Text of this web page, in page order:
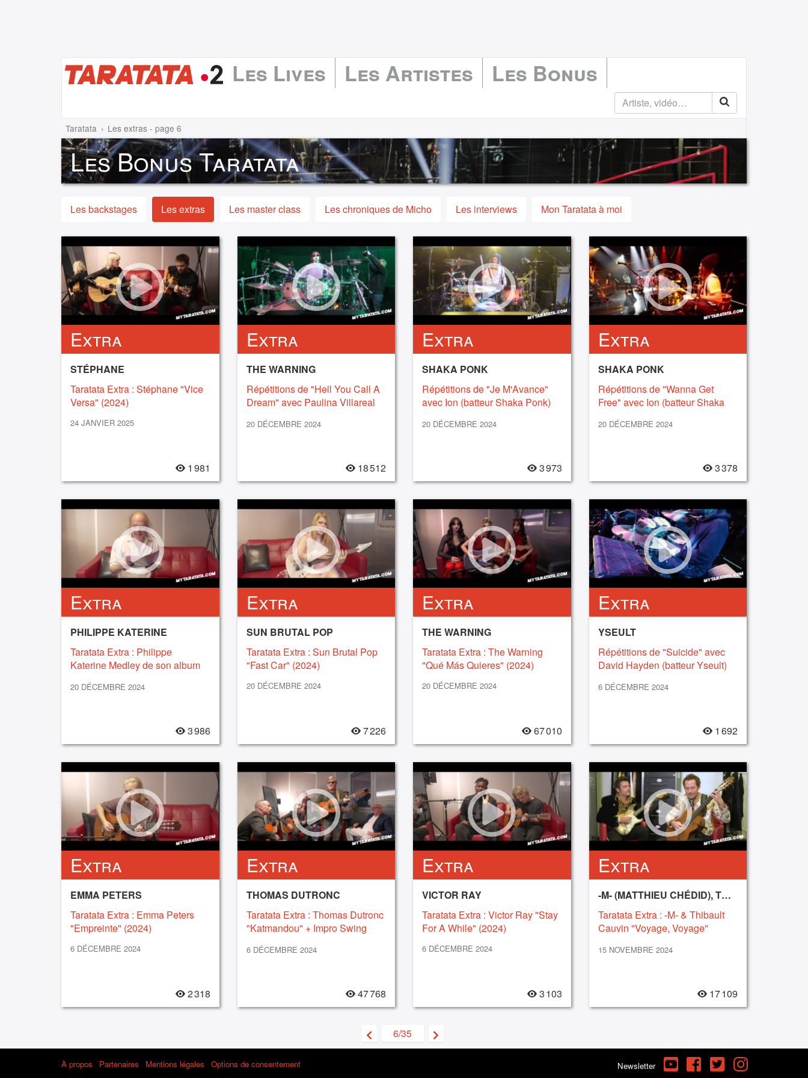
Les Lives Les Artistes Les Bonus
Taratata Les extras - page 6
Les Bonus Taratata
Les backstages Les extras Les master class Les chroniques de Micho Les interviews Mon Taratata à moi
Extra
STÉPHANE
Taratata Extra : Stéphane "Vice
Versa" (2024)
24 JANVIER 2025
1 981
Extra
THE WARNING
Répétitions de "Hell You Call A
Dream" avec Paulina Villareal
20 DÉCEMBRE 2024
18 512
Extra
SHAKA PONK
Répétitions de "Je M'Avance"
avec Ion (batteur Shaka Ponk)
20 DÉCEMBRE 2024
3 973
Extra
SHAKA PONK
Répétitions de "Wanna Get
Free" avec Ion (batteur Shaka
20 DÉCEMBRE 2024
3 378
Extra
PHILIPPE KATERINE
Taratata Extra : Philippe
Katerine Medley de son album
20 DÉCEMBRE 2024
3 986
Extra
SUN BRUTAL POP
Taratata Extra : Sun Brutal Pop
"Fast Car" (2024)
20 DÉCEMBRE 2024
7 226
Extra
THE WARNING
Taratata Extra : The Warning
"Qué Más Quieres" (2024)
20 DÉCEMBRE 2024
67 010
Extra
YSEULT
Répétitions de "Suicide" avec
David Hayden (batteur Yseult)
6 DÉCEMBRE 2024
1 692
Extra
EMMA PETERS
Taratata Extra : Emma Peters
"Empreinte" (2024)
6 DÉCEMBRE 2024
2 318
Extra
THOMAS DUTRONC
Taratata Extra : Thomas Dutronc
"Katmandou" + Impro Swing
6 DÉCEMBRE 2024
47 768
Extra
VICTOR RAY
Taratata Extra : Victor Ray "Stay
For A While" (2024)
6 DÉCEMBRE 2024
3 103
Extra
-M- (MATTHIEU CHÉDID), THIBAULT CAUVIN
Taratata Extra : -M- & Thibault
Cauvin "Voyage, Voyage"
15 NOVEMBRE 2024
17 109
6/35
À propos Partenaires Mentions légales Options de consentement Newsletter YouTube FacebookTwitterInstagram